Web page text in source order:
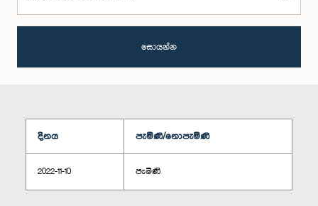
සොයන්න
දිනය පැමිණි/නොපැමිණි
2022-11-10 පැමිණි